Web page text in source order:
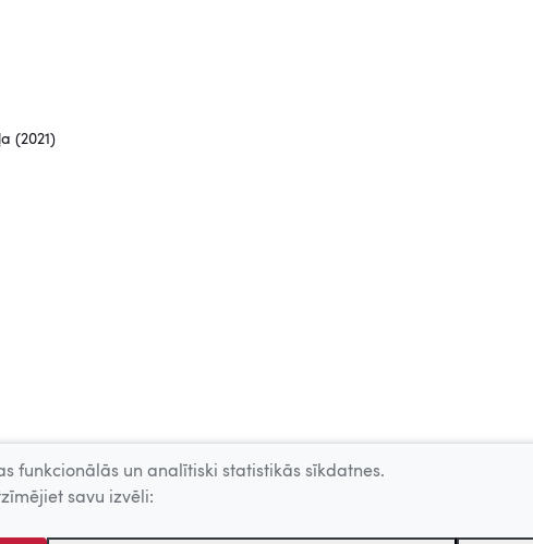
(2021)
funkcionālās un analītiski statistikās sīkdatnes.
savu izvēli: